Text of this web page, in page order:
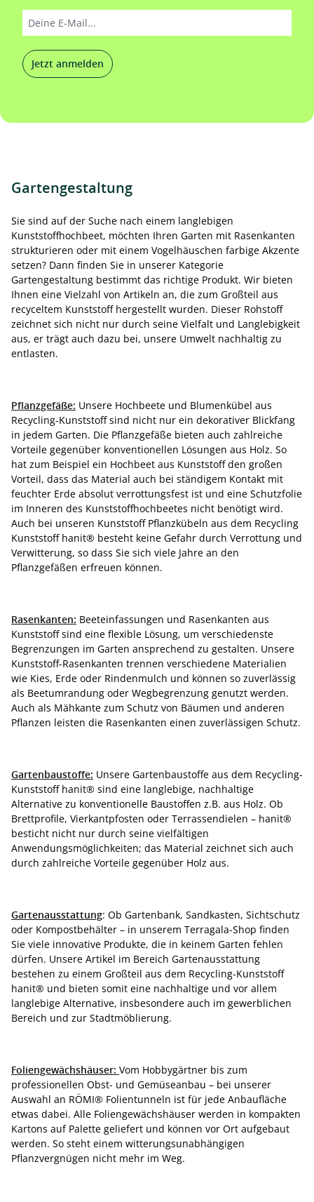
Jetzt anmelden
Gartengestaltung
Sie sind auf der Suche nach einem langlebigen
Kunststoffhochbeet, möchten Ihren Garten mit Rasenkanten
strukturieren oder mit einem Vogelhäuschen farbige Akzente
setzen? Dann finden Sie in unserer Kategorie
Gartengestaltung bestimmt das richtige Produkt. Wir bieten
Ihnen eine Vielzahl von Artikeln an, die zum Großteil aus
recyceltem Kunststoff hergestellt wurden. Dieser Rohstoff
zeichnet sich nicht nur durch seine Vielfalt und Langlebigkeit
aus, er trägt auch dazu bei, unsere Umwelt nachhaltig zu
entlasten.
Pflanzgefäße: Unsere Hochbeete und Blumenkübel aus
Recycling-Kunststoff sind nicht nur ein dekorativer Blickfang
in jedem Garten. Die Pflanzgefäße bieten auch zahlreiche
Vorteile gegenüber konventionellen Lösungen aus Holz. So
hat zum Beispiel ein Hochbeet aus Kunststoff den großen
Vorteil, dass das Material auch bei ständigem Kontakt mit
feuchter Erde absolut verrottungsfest ist und eine Schutzfolie
im Inneren des Kunststoffhochbeetes nicht benötigt wird.
Auch bei unseren Kunststoff Pflanzkübeln aus dem Recycling
Kunststoff hanit® besteht keine Gefahr durch Verrottung und
Verwitterung, so dass Sie sich viele Jahre an den
Pflanzgefäßen erfreuen können.
Rasenkanten: Beeteinfassungen und Rasenkanten aus
Kunststoff sind eine flexible Lösung, um verschiedenste
Begrenzungen im Garten ansprechend zu gestalten. Unsere
Kunststoff-Rasenkanten trennen verschiedene Materialien
wie Kies, Erde oder Rindenmulch und können so zuverlässig
als Beetumrandung oder Wegbegrenzung genutzt werden.
Auch als Mähkante zum Schutz von Bäumen und anderen
Pflanzen leisten die Rasenkanten einen zuverlässigen Schutz.
Gartenbaustoffe: Unsere Gartenbaustoffe aus dem Recycling-
Kunststoff hanit® sind eine langlebige, nachhaltige
Alternative zu konventionelle Baustoffen z.B. aus Holz. Ob
Brettprofile, Vierkantpfosten oder Terrassendielen – hanit®
besticht nicht nur durch seine vielfältigen
Anwendungsmöglichkeiten; das Material zeichnet sich auch
durch zahlreiche Vorteile gegenüber Holz aus.
Gartenausstattung: Ob Gartenbank, Sandkasten, Sichtschutz
oder Kompostbehälter – in unserem Terragala-Shop finden
Sie viele innovative Produkte, die in keinem Garten fehlen
dürfen. Unsere Artikel im Bereich Gartenausstattung
bestehen zu einem Großteil aus dem Recycling-Kunststoff
hanit® und bieten somit eine nachhaltige und vor allem
langlebige Alternative, insbesondere auch im gewerblichen
Bereich und zur Stadtmöblierung.
Foliengewächshäuser: Vom Hobbygärtner bis zum
professionellen Obst- und Gemüseanbau – bei unserer
Auswahl an RÖMI® Folientunneln ist für jede Anbaufläche
etwas dabei. Alle Foliengewächshäuser werden in kompakten
Kartons auf Palette geliefert und können vor Ort aufgebaut
werden. So steht einem witterungsunabhängigen
Pflanzvergnügen nicht mehr im Weg.